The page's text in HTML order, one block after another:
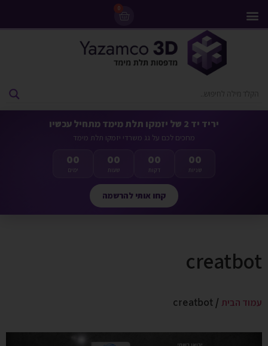
0
יריד יד 2 של יזמקו תלת מימד מתחיל עכשיו
מחכים לכם על גג משרדי יזמקו תלת מימד
00
ימים
00
שעות
00
דקות
00
שניות
קחו אותי להרשמה
creatbot
עמוד הבית / creatbot